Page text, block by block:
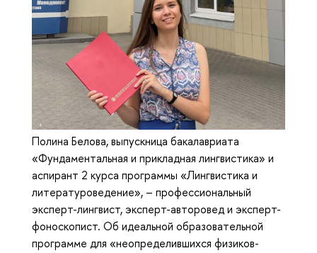
Полина Белова, выпускница бакалавриата
«Фундаментальная и прикладная лингвистика» и
аспирант 2 курса программы «Лингвистика и
литературоведение», – профессиональный
эксперт-лингвист, эксперт-авторовед и эксперт-
фоноскопист. Об идеальной образовательной
программе для «неопределившихся физиков-